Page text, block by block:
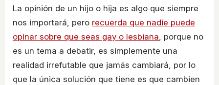
La opinión de un hijo o hija es algo que siempre
nos importará, pero recuerda que nadie puede
opinar sobre que seas gay o lesbiana, porque no
es un tema a debatir, es simplemente una
realidad irrefutable que jamás cambiará, por lo
que la única solución que tiene es que cambien